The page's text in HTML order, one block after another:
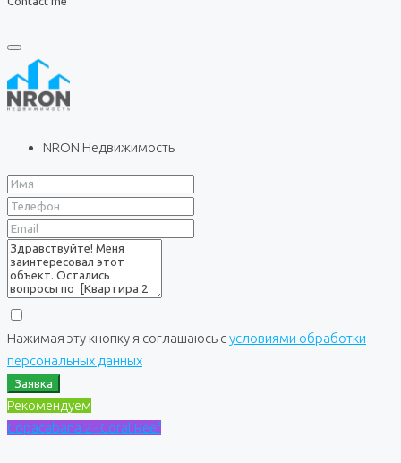
NRON Недвижимость
Нажимая эту кнопку я соглашаюсь сусловиями обработки
персональных данных
Заявка
Рекомендуем
Copacabana 2 - Coral Reef